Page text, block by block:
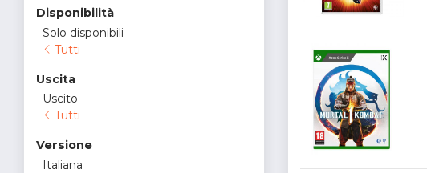
Disponibilità
Solo disponibili
Tutti
Uscita
Uscito
Tutti
Versione
Italiana